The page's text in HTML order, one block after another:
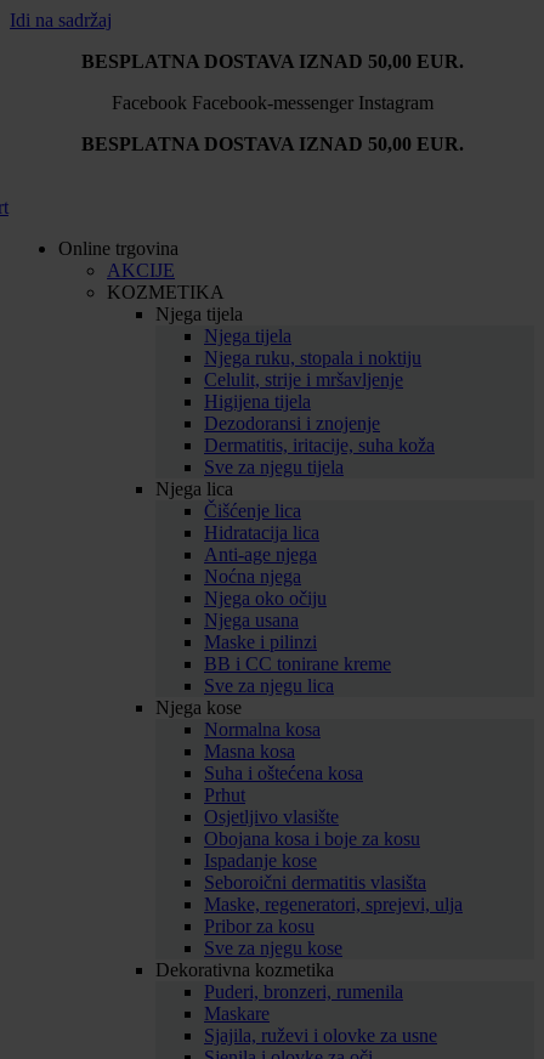
Idi na sadržaj
BESPLATNA DOSTAVA IZNAD 50,00 EUR.
Facebook Facebook-messenger Instagram
BESPLATNA DOSTAVA IZNAD 50,00 EUR.
Online trgovina
AKCIJE
KOZMETIKA
Njega tijela
Njega tijela
Njega ruku, stopala i noktiju
Celulit, strije i mršavljenje
Higijena tijela
Dezodoransi i znojenje
Dermatitis, iritacije, suha koža
Sve za njegu tijela
Njega lica
Čišćenje lica
Hidratacija lica
Anti-age njega
Noćna njega
Njega oko očiju
Njega usana
Maske i pilinzi
BB i CC tonirane kreme
Sve za njegu lica
Njega kose
Normalna kosa
Masna kosa
Suha i oštećena kosa
Prhut
Osjetljivo vlasište
Obojana kosa i boje za kosu
Ispadanje kose
Seboroični dermatitis vlasišta
Maske, regeneratori, sprejevi, ulja
Pribor za kosu
Sve za njegu kose
Dekorativna kozmetika
Puderi, bronzeri, rumenila
Maskare
Sjajila, ruževi i olovke za usne